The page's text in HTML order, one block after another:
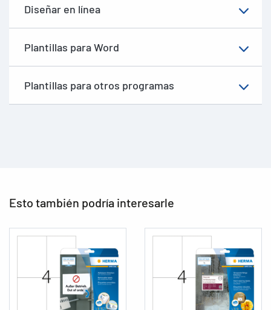
Diseñar en línea
Plantillas para Word
Plantillas para otros programas
Esto también podría interesarle